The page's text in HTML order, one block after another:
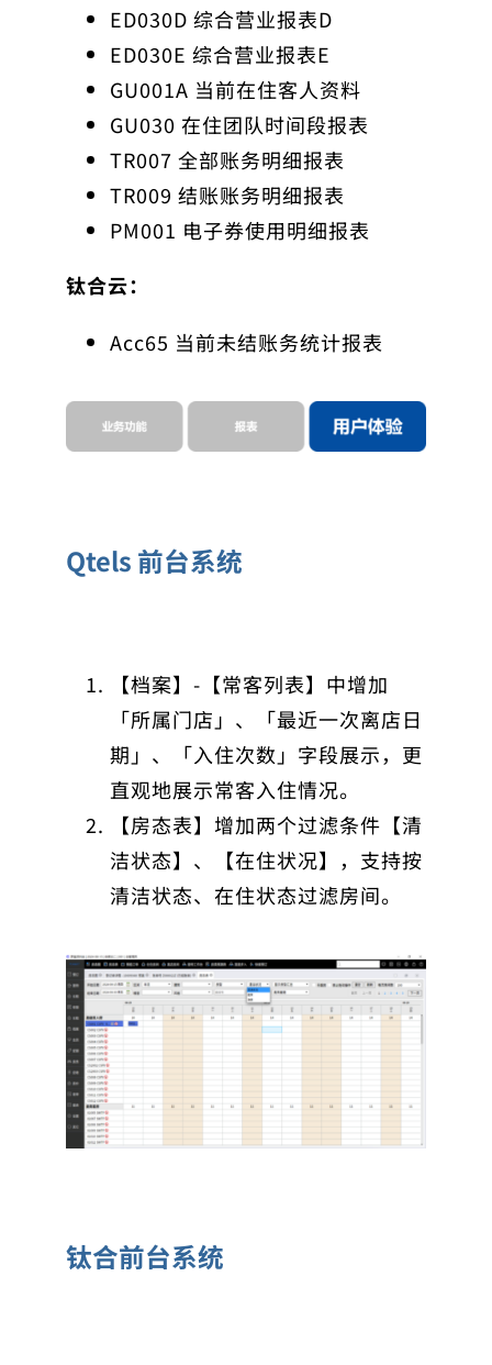
ED030D 综合营业报表D
ED030E 综合营业报表E
GU001A 当前在住客人资料
GU030 在住团队时间段报表
TR007 全部账务明细报表
TR009 结账账务明细报表
PM001 电子券使用明细报表
钛合云：
Acc65 当前未结账务统计报表
Qtels 前台系统
【档案】-【常客列表】中增加
「所属门店」、「最近一次离店日
期」、「入住次数」字段展示，更
直观地展示常客入住情况。
【房态表】增加两个过滤条件【清
洁状态】、【在住状况】，支持按
清洁状态、在住状态过滤房间。
钛合前台系统